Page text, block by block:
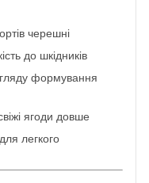
черешні
до шкідників
формування
ягоди довше
легкого